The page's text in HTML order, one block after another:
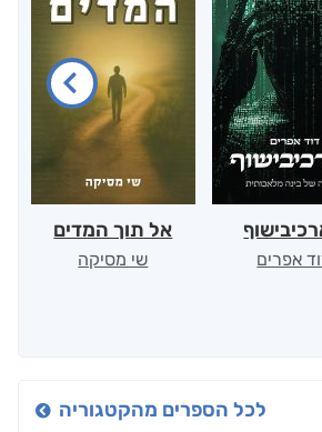
אפרים
אל תוך המדים
שי מסיקה
לכל הספרים מהקטגוריה